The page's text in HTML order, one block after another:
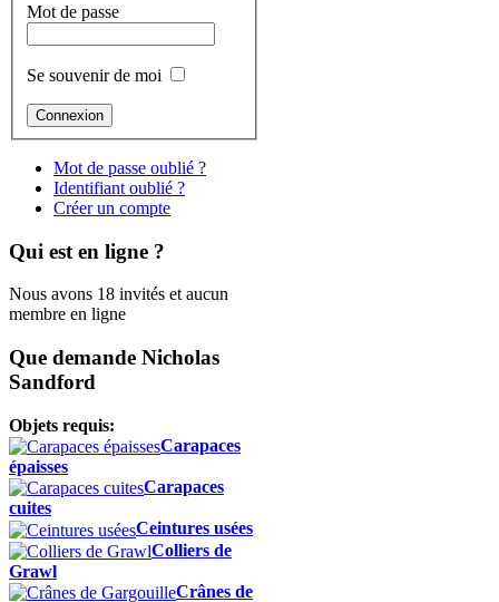
Mot de passe
Se souvenir de moi
Mot de passe oublié ?
Identifiant oublié ?
Créer un compte
Qui est en ligne ?
Nous avons 18 invités et aucun
membre en ligne
Que demande Nicholas
Sandford
Objets requis:
Carapaces
épaisses
Carapaces
cuites
Ceintures usées
Colliers de
Grawl
Crânes de